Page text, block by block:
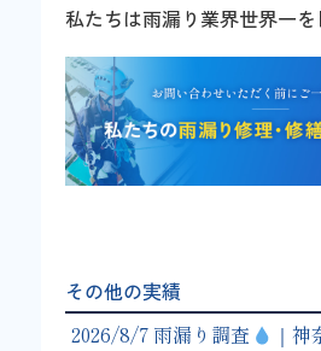
私たちは雨漏り業界世界一を
その他の実績
2026/8/7 雨漏り調査
｜